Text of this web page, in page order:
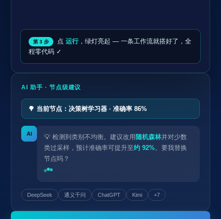
第 3 步 点运行 ，绿灯亮起 — 一条工作流就搭好了，全
程零代码 ✓
AI 助手 · 节点级建议
🌳 当前节点：决策树学习器 · 准确率 86%
AI 💡 检测到类别不均衡。建议改用 随机森林并对少数
类过采样，预计准确率可提升至约 92%。要我替换
节点吗？
DeepSeek 通义千问 ChatGPT Kimi +7